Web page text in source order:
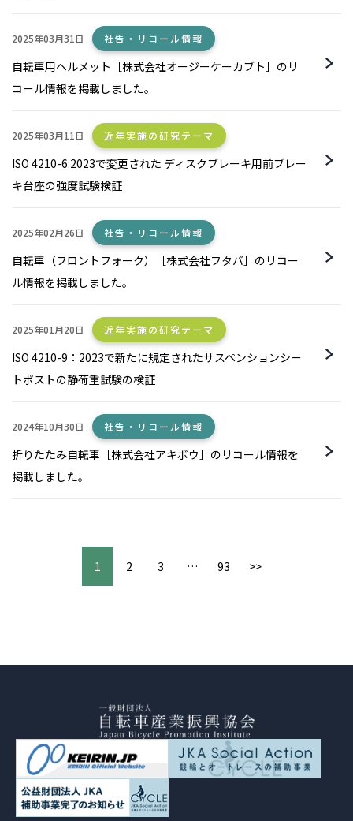
2025年03月31日 社告・リコール情報
自転車用ヘルメット［株式会社オージーケーカブト］のリ
コール情報を掲載しました。
2025年03月11日 近年実施の研究テーマ
ISO 4210-6:2023で変更された ディスクブレーキ用前ブレー
キ台座の強度試験検証
2025年02月26日 社告・リコール情報
自転車（フロントフォーク）［株式会社フタバ］のリコー
ル情報を掲載しました。
2025年01月20日 近年実施の研究テーマ
ISO 4210-9：2023で新たに規定されたサスペンションシー
トポストの静荷重試験の検証
2024年10月30日 社告・リコール情報
折りたたみ自転車［株式会社アキボウ］のリコール情報を
掲載しました。
1 2 3 … 93 >>